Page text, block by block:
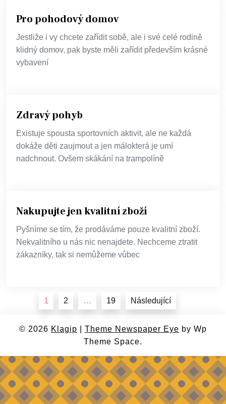
Pro pohodový domov
Jestliže i vy chcete zařídit sobě, ale i své celé rodině
klidný domov, pak byste měli zařídit především krásné
vybavení
Zdravý pohyb
Existuje spousta sportovních aktivit, ale ne každá
dokáže děti zaujmout a jen málokterá je umí
nadchnout. Ovšem skákání na trampolíně
Nakupujte jen kvalitní zboží
Pyšníme se tím, že prodáváme pouze kvalitní zboží.
Nekvalitního u nás nic nenajdete. Nechceme ztratit
zákazníky, tak si nemůžeme vůbec
Stránkování
příspěvků
1 2 … 19 Následující
© 2026 Klagip Theme Newspaper Eye by Wp
Theme Space.